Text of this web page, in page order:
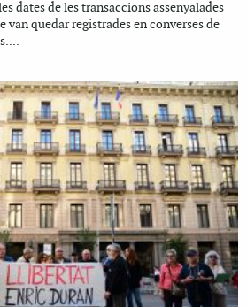
dates de les transaccions assenyalades
van quedar registrades en converses de